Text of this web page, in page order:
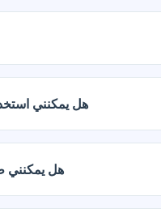
هل يمكنني
هل